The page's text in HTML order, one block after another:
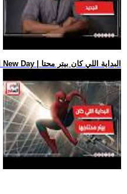
.. فيلم Spider-Man: Brand New Day | البداية اللي كان بيتر محتا